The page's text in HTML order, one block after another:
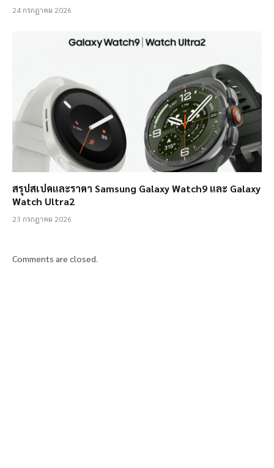
24 กรกฎาคม 2026
สรุปสเปคและราคา Samsung Galaxy Watch9 และ Galaxy
Watch Ultra2
23 กรกฎาคม 2026
Comments are closed.